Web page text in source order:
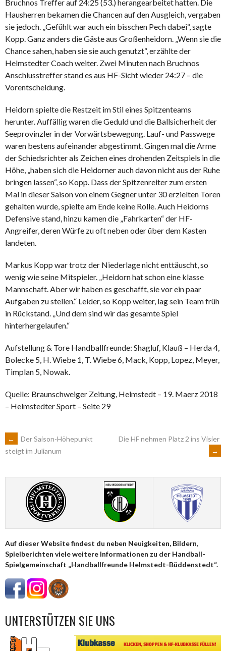
Bruchnos Treffer auf 24:25 (53.) herangearbeitet hatten. Die
Hausherren bekamen die Chancen auf den Ausgleich, vergaben
sie jedoch. „Gefühlt war auch ein bisschen Pech dabei“, sagte
Kopp. Ganz anders die Gäste aus Großenheidorn. „Wenn sie die
Chance sahen, haben sie sie auch genutzt“, erzählte der
Helmstedter Coach weiter. Zwei Minuten nach Bruchnos
Anschlusstreffer stand es aus HF-Sicht wieder 24:27 – die
Vorentscheidung.
Heidorn spielte die Restzeit im Stil eines Spitzenteams
herunter. Auffällig waren die Geduld und die Ballsicherheit der
Seeprovinzler in der Vorwärtsbewegung. Lauf- und Passwege
waren bestens aufeinander abgestimmt. Gingen mal die Arme
der Schiedsrichter als Zeichen eines drohenden Zeitspiels in die
Höhe, „haben sich die Heidorner auch davon nicht aus der Ruhe
bringen lassen“, so Kopp. Dass der Spitzenreiter zum ersten
Mal in dieser Saison von einem Gegner unter 30 erzielten Toren
gehalten wurde, spielte am Ende keine Rolle. Auch Heidorns
Defensive stand, hinzu kamen die „Fahrkarten“ der HF-
Angreifer, deren Würfe zu oft neben oder über dem Kasten
landeten.
Markus Kopp war trotz der Niederlage nicht enttäuscht, so
wenig wie seine Mitspieler. „Heidorn hat schon eine klasse
Mannschaft. Aber wir haben es geschafft, sie vor ein paar
Aufgaben zu stellen.“ Leider, so Kopp weiter, lag sein Team früh
in Rückstand. „Und dem sind wir das gesamte Spiel
hinterhergelaufen.“
Aufstellung & Tore Handballfreunde: Shagluf, Klauß – Herda 4,
Bolecke 5, H. Wiebe 1, T. Wiebe 6, Mack, Kopp, Lopez, Meyer,
Timplan 5, Nowak.
Quelle: Braunschweiger Zeitung, Helmstedt – 19. Maerz 2018
– Helmstedter Sport – Seite 29
ARTIKEL-
NAVIGATION
←
Der Saison-Höhepunkt
steigt im Julianum
Die HF nehmen Platz 2 ins Visier
→
Auf dieser Website findest du neben Neuigkeiten, Bildern,
Spielberichten viele weitere Informationen zu der Handball-
Spielgemeinschaft „Handballfreunde Helmstedt-Büddenstedt“.
UNTERSTÜTZEN SIE UNS